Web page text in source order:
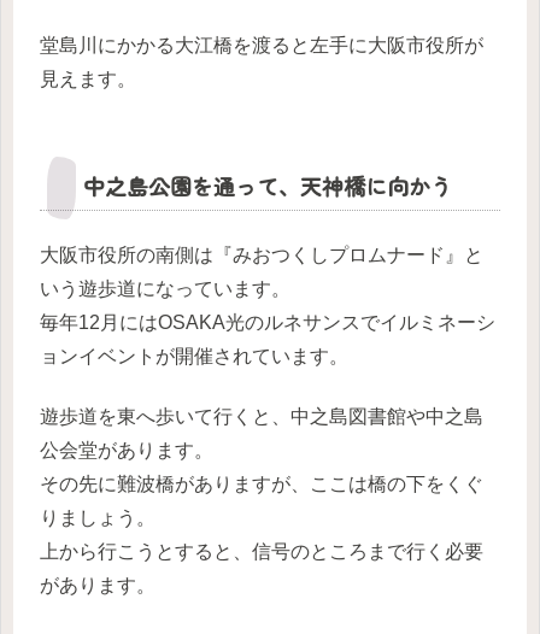
堂島川にかかる大江橋を渡ると左手に大阪市役所が
見えます。
中之島公園を通って、天神橋に向かう
大阪市役所の南側は『みおつくしプロムナード』と
いう遊歩道になっています。
毎年12月にはOSAKA光のルネサンスでイルミネーシ
ョンイベントが開催されています。
遊歩道を東へ歩いて行くと、中之島図書館や中之島
公会堂があります。
その先に難波橋がありますが、ここは橋の下をくぐ
りましょう。
上から行こうとすると、信号のところまで行く必要
があります。